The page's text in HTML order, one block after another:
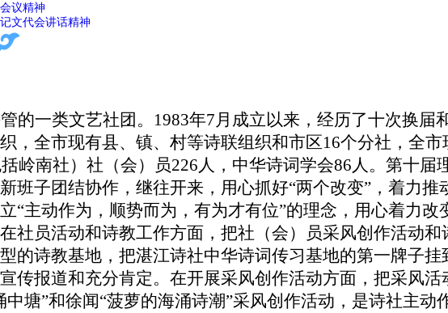
议精神
文代会讲话精神
的一类文艺社团。1983年7月成立以来，经历了十次换届
，全市现有县、镇、村等诗联组织和市区16个分社，全
岭南社）社（会）员226人，中华诗词学会86人。第十届
班子团结协作，继往开来，用心抓好“两个改变”，着力推
“主动作为，顺势而为，有为才有位”的理念，用心着力改
社员活动和诗教工作方面，把社（会）员采风创作活动
的诗教基地，把湛江诗社中华诗词传习基地的第一牌子挂
传报道和充分肯定。在开展采风创作活动方面，把采风
中塘”和徐闻“菠萝的海涌诗潮”采风创作活动，是诗社主动